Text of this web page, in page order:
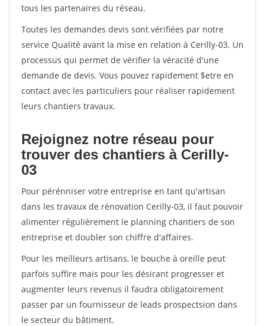
tous les partenaires du réseau.
Toutes les demandes devis sont vérifiées par notre
service Qualité avant la mise en relation à Cerilly-03. Un
processus qui permet de vérifier la véracité d'une
demande de devis. Vous pouvez rapidement $etre en
contact avec les particuliers pour réaliser rapidement
leurs chantiers travaux.
Rejoignez notre réseau pour
trouver des chantiers à Cerilly-
03
Pour pérénniser votre entreprise en tant qu'artisan
dans les travaux de rénovation Cerilly-03, il faut pouvoir
alimenter régulièrement le planning chantiers de son
entreprise et doubler son chiffre d'affaires.
Pour les meilleurs artisans, le bouche à oreille peut
parfois suffire mais pour les désirant progresser et
augmenter leurs revenus il faudra obligatoirement
passer par un fournisseur de leads prospectsion dans
le secteur du bâtiment.